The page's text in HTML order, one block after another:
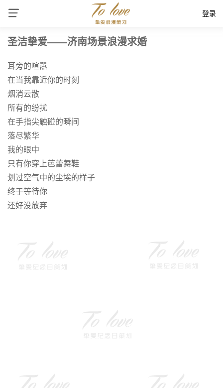
登录
圣洁挚爱——济南场景浪漫求婚
耳旁的喧嚣
在当我靠近你的时刻
烟消云散
所有的纷扰
在手指尖触碰的瞬间
落尽繁华
我的眼中
只有你穿上芭蕾舞鞋
划过空气中的尘埃的样子
终于等待你
还好没放弃